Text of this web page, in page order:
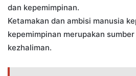
dan kepemimpinan.
Ketamakan dan ambisi manusia
kepemimpinan merupakan
kezhaliman.